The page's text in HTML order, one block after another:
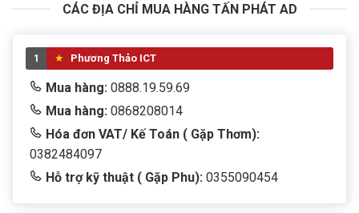
CÁC ĐỊA CHỈ MUA HÀNG TẤN PHÁT AD
1 Phương Thảo ICT
Mua hàng: 0888.19.59.69
Mua hàng: 0868208014
Hóa đơn VAT/ Kế Toán ( Gặp Thơm):
0382484097
Hỗ trợ kỹ thuật ( Gặp Phu): 0355090454